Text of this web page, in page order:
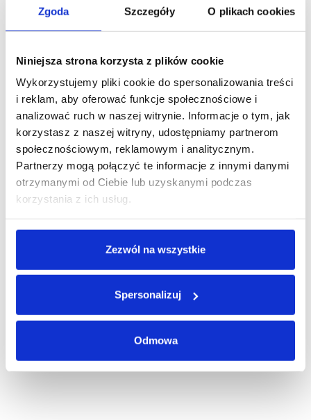
Zgoda Szczegóły O plikach cookies
Niniejsza strona korzysta z plików cookie
Wykorzystujemy pliki cookie do spersonalizowania treści
i reklam, aby oferować funkcje społecznościowe i
analizować ruch w naszej witrynie. Informacje o tym, jak
korzystasz z naszej witryny, udostępniamy partnerom
społecznościowym, reklamowym i analitycznym.
Partnerzy mogą połączyć te informacje z innymi danymi
otrzymanymi od Ciebie lub uzyskanymi podczas
korzystania z ich usług.
Zezwól na wszystkie
Spersonalizuj
Odmowa
endoskopowej kręgosłupa lędźwiowego i szyjnego, stosowaniu
niemieckich klinikach leczących kręgosłup. W 2017 r. zostałem
10 lat
Doświadczenia w chirurgii endoskopowej
3 000+